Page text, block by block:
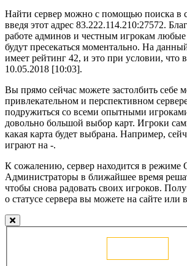
Найти сервер можно с помощью поиска в
введя этот адрес 83.222.114.210:27572.
работе админов и честным игрокам
будут пресекаться моментально. На
имеет рейтинг 42, и это при условии, что
10.05.2018 [10:03].
Вы прямо сейчас можете застолбить себе
привлекательном и перспективном
подружиться со всеми опытными
довольно большой выбор карт. Игроки
какая карта будет выбрана. Например,
играют на -.
К сожалению, сервер находится в режиме
Администраторы в ближайшее время
чтобы снова радовать своих игроков.
о статусе сервера вы можете на сайте или